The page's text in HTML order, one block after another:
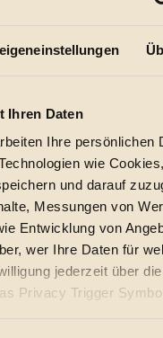
Ihren Daten
Ihre persönlichen
wie
und darauf
Messungen von
Entwicklung von
wer Ihre Daten für
jederzeit über
Privacy Trigger